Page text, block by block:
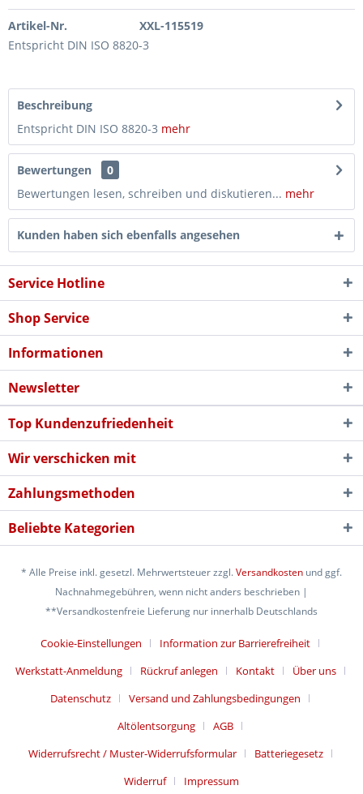
Artikel-Nr.
XXL-115519
Entspricht DIN ISO 8820-3
Beschreibung
Entspricht DIN ISO 8820-3 mehr
Bewertungen
0
Bewertungen lesen, schreiben und diskutieren... mehr
Kunden haben sich ebenfalls angesehen
Service Hotline
Shop Service
Informationen
Newsletter
Top Kundenzufriedenheit
Wir verschicken mit
Zahlungsmethoden
Beliebte Kategorien
* Alle Preise inkl. gesetzl. Mehrwertsteuer zzgl.Versandkosten und ggf.
Nachnahmegebühren, wenn nicht anders beschrieben |
**Versandkostenfreie Lieferung nur innerhalb Deutschlands
Cookie-Einstellungen
Information zur Barrierefreiheit
Werkstatt-Anmeldung
Rückruf anlegen Kontakt
Über uns
Datenschutz
Versand und Zahlungsbedingungen
Altölentsorgung
AGB
Widerrufsrecht / Muster-Widerrufsformular
Batteriegesetz
Widerruf
Impressum